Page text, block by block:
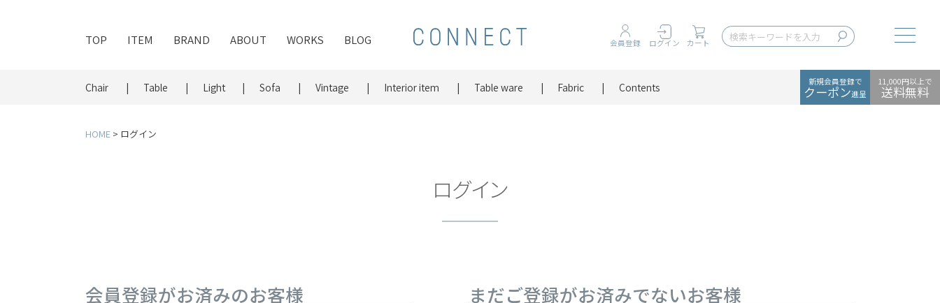
TOP ITEM BRAND ABOUT WORKS BLOG 会員登録 ログイン カート
Chair Table Light Sofa Vintage Interior item Table ware Fabric Contents 新規会員登録で
クーポン進呈
11,000円以上で
送料無料
HOME ログイン
ログイン
会員登録がお済みのお客様 まだご登録がお済みでないお客様